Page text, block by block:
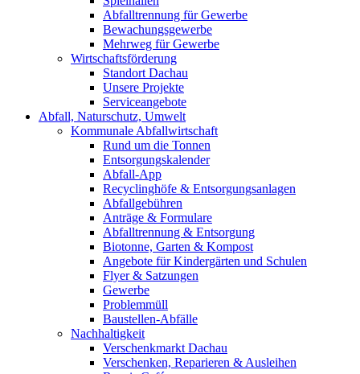
Abfalltrennung für Gewerbe
Bewachungsgewerbe
Mehrweg für Gewerbe
Wirtschaftsförderung
Standort Dachau
Unsere Projekte
Serviceangebote
Abfall, Naturschutz, Umwelt
Kommunale Abfallwirtschaft
Rund um die Tonnen
Entsorgungskalender
Abfall-App
Recyclinghöfe & Entsorgungsanlagen
Abfallgebühren
Anträge & Formulare
Abfalltrennung & Entsorgung
Biotonne, Garten & Kompost
Angebote für Kindergärten und Schulen
Flyer & Satzungen
Gewerbe
Problemmüll
Baustellen-Abfälle
Nachhaltigkeit
Verschenkmarkt Dachau
Verschenken, Reparieren & Ausleihen